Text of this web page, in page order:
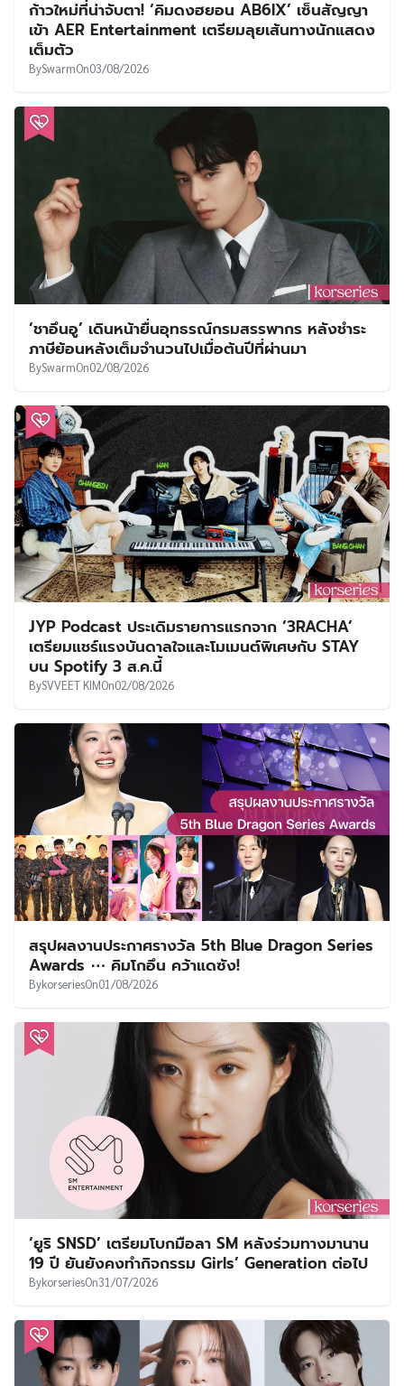
ก้าวใหม่ที่น่าจับตา! ‘คิมดงฮยอน AB6IX’ เซ็นสัญญา
เข้า AER Entertainment เตรียมลุยเส้นทางนักแสดง
เต็มตัว
BySwarmOn03/08/2026
‘ชาอึนอู’ เดินหน้ายื่นอุทธรณ์กรมสรรพากร หลังชำระ
ภาษีย้อนหลังเต็มจำนวนไปเมื่อต้นปีที่ผ่านมา
BySwarmOn02/08/2026
JYP Podcast ประเดิมรายการแรกจาก ‘3RACHA’
เตรียมแชร์แรงบันดาลใจและโมเมนต์พิเศษกับ STAY
บน Spotify 3 ส.ค.นี้
BySVVEET KIMOn02/08/2026
สรุปผลงานประกาศรางวัล 5th Blue Dragon Series
Awards ⋯ คิมโกอึน คว้าแดซัง!
BykorseriesOn01/08/2026
‘ยูริ SNSD’ เตรียมโบกมือลา SM หลังร่วมทางมานาน
19 ปี ยันยังคงทำกิจกรรม Girls’ Generation ต่อไป
BykorseriesOn31/07/2026